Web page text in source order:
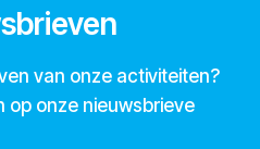
van onze activiteiten?
op onze nieuwsbrieve